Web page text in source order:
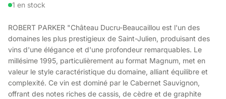
1 en stock
ROBERT PARKER "Château Ducru-Beaucaillou est l'un des
domaines les plus prestigieux de Saint-Julien, produisant des
vins d'une élégance et d'une profondeur remarquables. Le
millésime 1995, particulièrement au format Magnum, met en
valeur le style caractéristique du domaine, alliant équilibre et
complexité. Ce vin est dominé par le Cabernet Sauvignon,
offrant des notes riches de cassis, de cèdre et de graphite